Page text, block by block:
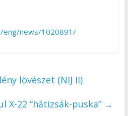
eng/news/1020891/
lövészet (NIJ II)
X-22 “hátizsák-puska” →